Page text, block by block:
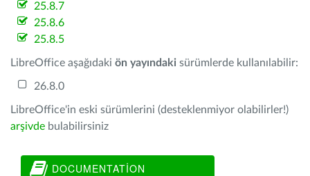
25.8.7
25.8.6
25.8.5
LibreOffice aşağıdaki ön yayındaki sürümlerde kullanılabilir:
26.8.0
LibreOffice'in eski sürümlerini (desteklenmiyor olabilirler!)
arşivde bulabilirsiniz
DOCUMENTATION